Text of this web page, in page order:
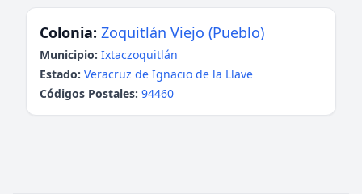
Colonia: Zoquitlán Viejo (Pueblo)
Municipio: Ixtaczoquitlán
Estado: Veracruz de Ignacio de la Llave
Códigos Postales: 94460